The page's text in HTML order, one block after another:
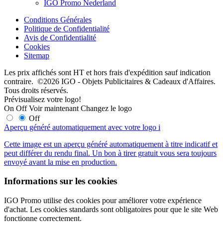
IGO Promo Nederland
Conditions Générales
Politique de Confidentialité
Avis de Confidentialité
Cookies
Sitemap
Les prix affichés sont HT et hors frais d'expédition sauf indication
contraire. ©2026 IGO - Objets Publicitaires & Cadeaux d'Affaires.
Tous droits réservés.
Prévisualisez votre logo!
On Off Voir maintenant Changez le logo
Off
Aperçu généré automatiquement avec votre logo i
Cette image est un aperçu généré automatiquement à titre indicatif et
peut différer du rendu final. Un bon à tirer gratuit vous sera toujours
envoyé avant la mise en production.
Informations sur les cookies
IGO Promo utilise des cookies pour améliorer votre expérience
d'achat. Les cookies standards sont obligatoires pour que le site Web
fonctionne correctement.